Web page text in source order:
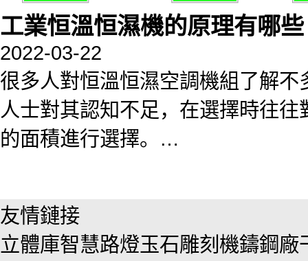
工業恒溫恒濕機的原理有哪些
2022-03-22
很多人對恒溫恒濕空調機組了解
人士對其認知不足，在選擇時往
的面積進行選擇。…
友情鏈接
立體庫智慧路燈玉石雕刻機鑄鋼廠